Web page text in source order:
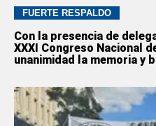
FUERTE RESPALDO
Con la presencia de
XXXI Congreso Nacional
unanimidad la memoria y